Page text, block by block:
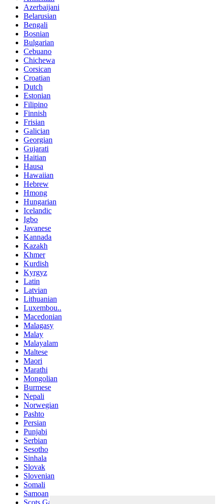
Azerbaijani
Belarusian
Bengali
Bosnian
Bulgarian
Cebuano
Chichewa
Corsican
Croatian
Dutch
Estonian
Filipino
Finnish
Frisian
Galician
Georgian
Gujarati
Haitian
Hausa
Hawaiian
Hebrew
Hmong
Hungarian
Icelandic
Igbo
Javanese
Kannada
Kazakh
Khmer
Kurdish
Kyrgyz
Latin
Latvian
Lithuanian
Luxembou..
Macedonian
Malagasy
Malay
Malayalam
Maltese
Maori
Marathi
Mongolian
Burmese
Nepali
Norwegian
Pashto
Persian
Punjabi
Serbian
Sesotho
Sinhala
Slovak
Slovenian
Somali
Samoan
Scots Gaelic